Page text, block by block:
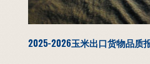
2025-2026玉米出口货物品质